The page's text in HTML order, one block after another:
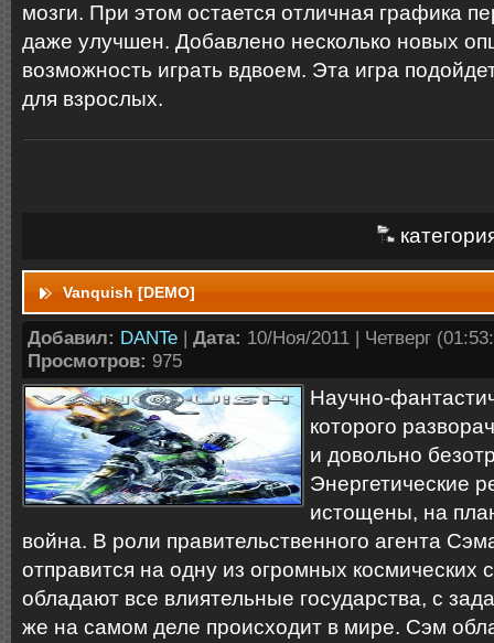
мозги. При этом остается отличная графика
даже улучшен. Добавлено несколько новых
возможность играть вдвоем. Эта игра
для взрослых.
Vanquish [DEMO]
Добавил: DANTe | Дата: 10/Ноя/2011 | Четверг
Просмотров: 975
Научно-
которого
и довольно
Энергетические
истощены, на
война. В роли правительственного агента
отправится на одну из огромных космических
обладают все влиятельные государства, с
же на самом деле происходит в мире. Сэм